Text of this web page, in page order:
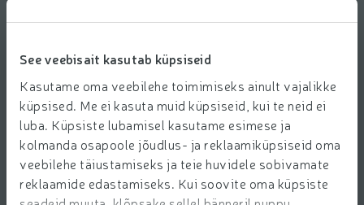
See veebisait kasutab küpsiseid
Kasutame oma veebilehe toimimiseks ainult vajalikke
küpsised. Me ei kasuta muid küpsiseid, kui te neid ei
luba. Küpsiste lubamisel kasutame esimese ja
kolmanda osapoole jõudlus- ja reklaamiküpsiseid oma
veebilehe täiustamiseks ja teie huvidele sobivamate
reklaamide edastamiseks. Kui soovite oma küpsiste